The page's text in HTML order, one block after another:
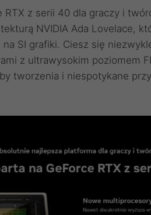
RTX z serii 40 dla graczy i
NVIDIA Ada Lovelace,
SI grafiki. Ciesz się
z ultrawysokim poziomem
tworzenia i niespotykane